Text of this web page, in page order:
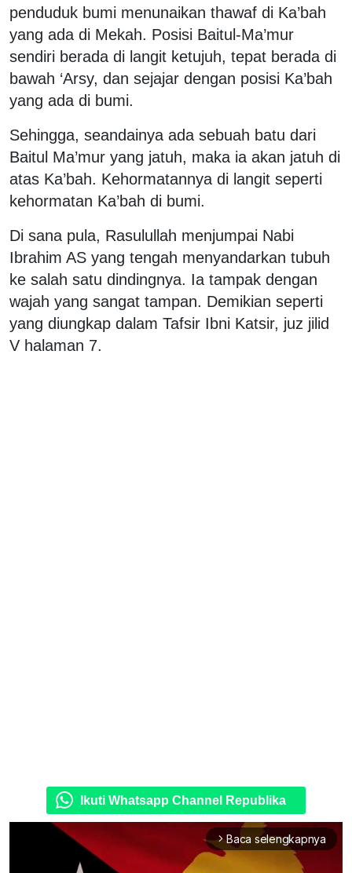
penduduk bumi menunaikan thawaf di Ka’bah
yang ada di Mekah. Posisi Baitul-Ma’mur
sendiri berada di langit ketujuh, tepat berada di
bawah ‘Arsy, dan sejajar dengan posisi Ka’bah
yang ada di bumi.
Sehingga, seandainya ada sebuah batu dari
Baitul Ma’mur yang jatuh, maka ia akan jatuh di
atas Ka’bah. Kehormatannya di langit seperti
kehormatan Ka’bah di bumi.
Di sana pula, Rasulullah menjumpai Nabi
Ibrahim AS yang tengah menyandarkan tubuh
ke salah satu dindingnya. Ia tampak dengan
wajah yang sangat tampan. Demikian seperti
yang diungkap dalam Tafsir Ibni Katsir, juz jilid
V halaman 7.
Ikuti Whatsapp Channel Republika
arrow_forward_ios Baca selengkapnya